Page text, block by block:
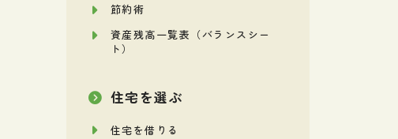
節約術
資産残高一覧表（バランスシー
ト）
住宅を選ぶ
住宅を借りる